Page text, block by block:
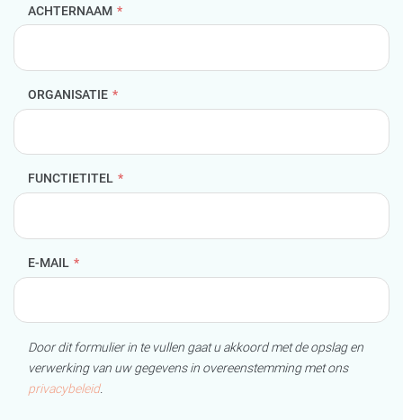
ACHTERNAAM *
ORGANISATIE *
FUNCTIETITEL *
E-MAIL *
Door dit formulier in te vullen gaat u akkoord met de opslag en
verwerking van uw gegevens in overeenstemming met ons
privacybeleid.